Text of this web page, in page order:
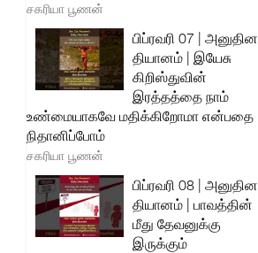
சகரியா பூணன்
பிப்ரவரி 07 | அனுதின
தியானம் | இயேசு
கிறிஸ்துவின்
இரத்தத்தை நாம்
உண்மையாகவே மதிக்கிறோமா என்பதை
நிதானிப்போம்
சகரியா பூணன்
பிப்ரவரி 08 | அனுதின
தியானம் | பாவத்தின்
மீது தேவனுக்கு
இருக்கும்